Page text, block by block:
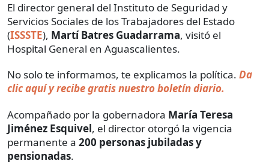
El director general del Instituto de Seguridad y
Servicios Sociales de los Trabajadores del Estado
(ISSSTE), Martí Batres Guadarrama, visitó el
Hospital General en Aguascalientes.
No solo te informamos, te explicamos la política. Da
clic aquí y recibe gratis nuestro boletín diario.
Acompañado por la gobernadora María Teresa
Jiménez Esquivel, el director otorgó la vigencia
permanente a 200 personas jubiladas y
pensionadas.